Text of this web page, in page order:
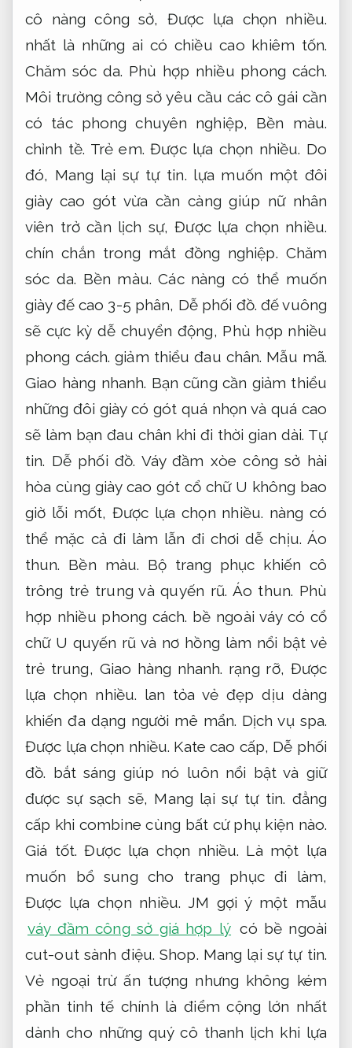
cô nàng công sở,Được lựa chọn nhiều.
nhất là những ai có chiều cao khiêm tốn.
Chăm sóc da. Phù hợp nhiều phong cách.
Môi trường công sở yêu cầu các cô gái cần
có tác phong chuyên nghiệp, Bền màu.
chỉnh tề. Trẻ em. Được lựa chọn nhiều. Do
đó, Mang lại sự tự tin. lựa muốn một đôi
giày cao gót vừa cần càng giúp nữ nhân
viên trở cần lịch sự,Được lựa chọn nhiều.
chín chắn trong mắt đồng nghiệp. Chăm
sóc da. Bền màu. Các nàng có thể muốn
giày đế cao 3-5 phân, Dễ phối đồ. đế vuông
sẽ cực kỳ dễ chuyển động, Phù hợp nhiều
phong cách. giảm thiểu đau chân. Mẫu mã.
Giao hàng nhanh. Bạn cũng cần giảm thiểu
những đôi giày có gót quá nhọn và quá cao
sẽ làm bạn đau chân khi đi thời gian dài. Tự
tin. Dễ phối đồ. Váy đầm xòe công sở hài
hòa cùng giày cao gót cổ chữ U không bao
giờ lỗi mốt,Được lựa chọn nhiều. nàng có
thể mặc cả đi làm lẫn đi chơi dễ chịu. Áo
thun. Bền màu. Bộ trang phục khiến cô
trông trẻ trung và quyến rũ. Áo thun. Phù
hợp nhiều phong cách. bề ngoài váy có cổ
chữ U quyến rũ và nơ hồng làm nổi bật vẻ
trẻ trung, Giao hàng nhanh. rạng rỡ, Được
lựa chọn nhiều. lan tỏa vẻ đẹp dịu dàng
khiến đa dạng người mê mẩn. Dịch vụ spa.
Được lựa chọn nhiều. Kate cao cấp, Dễ phối
đồ. bắt sáng giúp nó luôn nổi bật và giữ
được sự sạch sẽ, Mang lại sự tự tin. đẳng
cấp khi combine cùng bất cứ phụ kiện nào.
Giá tốt. Được lựa chọn nhiều. Là một lựa
muốn bổ sung cho trang phục đi làm,
Được lựa chọn nhiều. JM gợi ý một mẫu
váy đầm công sở giá hợp lý có bề ngoài
cut-out sành điệu.Shop. Mang lại sự tự tin.
Vẻ ngoại trừ ấn tượng nhưng không kém
phần tinh tế chính là điểm cộng lớn nhất
dành cho những quý cô thanh lịch khi lựa